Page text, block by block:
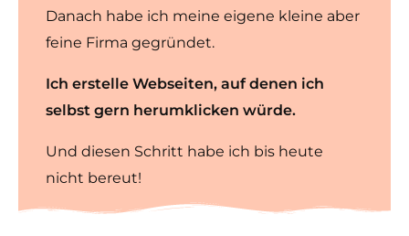
Danach habe ich meine eigene kleine aber
feine Firma gegründet.
Ich erstelle Webseiten, auf denen ich
selbst gern herumklicken würde.
Und diesen Schritt habe ich bis heute
nicht bereut!